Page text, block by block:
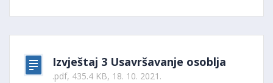
Izvještaj 3 Usavršavanje osoblja
.pdf, 435.4 KB, 18. 10. 2021.